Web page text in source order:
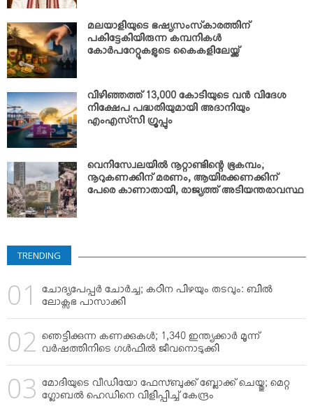
മലയാളിയുടെ ഭഷ്യസംസ്‌കാരത്തിന്
പകിട്ടേകിയിരുന്ന കമ്പനികള്‍
കോര്‍പറേറ്റുകളുടെ കൈകളിലേയ്ക്ക്
വിഴിഞ്ഞത്ത് 13,000 കോടിയുടെ വന്‍ വിദേശ
നിക്ഷേപ പദ്ധതിയുമായി അദാനിയും
എംഎസ്‌സി ഗ്രൂപ്പും
വെനിസ്വേലയില്‍ നൂറ്റാണ്ടിന്റെ ഭൂകമ്പം;
നൂറുകണക്കിന് മരണം, ആയിരക്കണക്കിന്
പേരെ കാണാതായി, രാജ്യത്ത് അടിയന്തരാവസ്ഥ
TRENDING
ചോദ്യപേപ്പര്‍ ചോര്‍ച്ച; കഠിന പിഴയും തടവും: ബില്‍
ലോക്സഭ പാസാക്കി
ഞെട്ടിക്കുന്ന കണക്കുകള്‍; 1,340 ഇന്ത്യക്കാര്‍ മൂന്ന്
വര്‍ഷത്തിനിടെ ഗള്‍ഫില്‍ ജീവനൊടുക്കി
മോദിയുടെ വീഡിയോ ഫേസ്ബുക്ക് ബ്ലോക്ക് ചെയ്തു; മെറ്റ
ഗ്ലോബല്‍ ഹെഡിനെ വിളിപ്പിച്ച് കേന്ദ്രം